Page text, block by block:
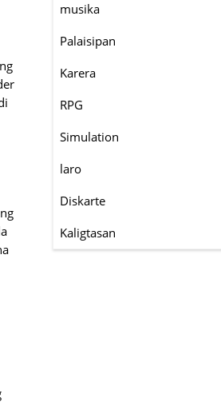
musika
Palaisipan
Karera
RPG
Simulation
laro
Diskarte
Kaligtasan